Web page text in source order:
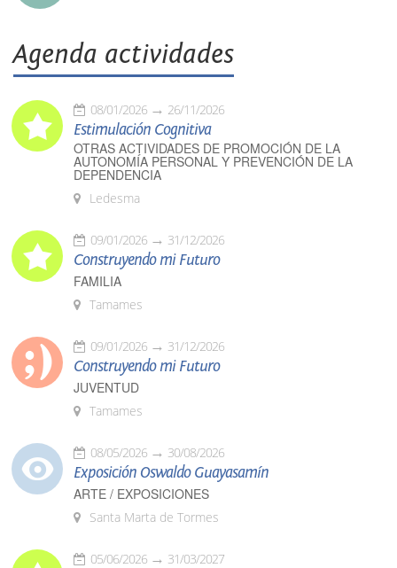
Agenda actividades
08/01/2026 26/11/2026
Estimulación Cognitiva
OTRAS ACTIVIDADES DE PROMOCIÓN DE LA
AUTONOMÍA PERSONAL Y PREVENCIÓN DE LA
DEPENDENCIA
Ledesma
09/01/2026 31/12/2026
Construyendo mi Futuro
FAMILIA
Tamames
09/01/2026 31/12/2026
Construyendo mi Futuro
JUVENTUD
Tamames
08/05/2026 30/08/2026
Exposición Oswaldo Guayasamín
ARTE / EXPOSICIONES
Santa Marta de Tormes
05/06/2026 31/03/2027